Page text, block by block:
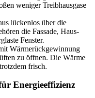
weniger Treib­haus­gase
lückenlos über die
die Fassade, Haus­
Fenster.
Wärmerück­gewinnung
zu öffnen. Die Wärme
frisch.
Energieeffizienz